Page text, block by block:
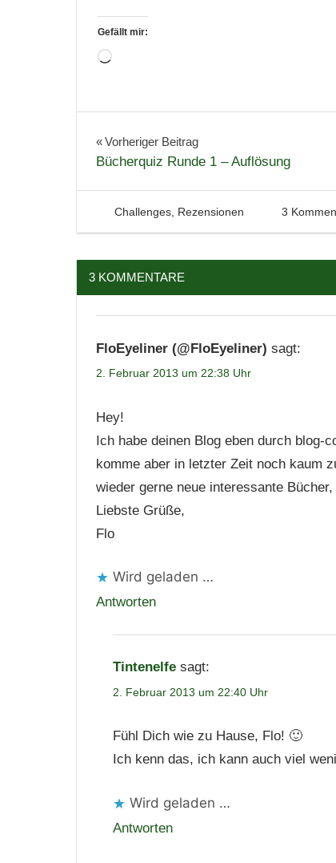
Gefällt mir:
Wird
Bücher
Fantasy
Jugendbuch
Leserunde
Literatur
Neuerscheinungen
Beitragsnavigation
Vorheriger Beitrag
Bücherquiz Runde 1 – Auflösung
2. Februar 2013
Tintenhain
Challenges, Rezensionen 3
3 KOMMENTARE
FloEyeliner (@FloEyeliner) sagt:
2. Februar 2013 um 22:38 Uhr
Hey!
Ich habe deinen Blog eben durch blog-
komme aber in letzter Zeit noch kaum
wieder gerne neue interessante
Liebste Grüße,
Flo
Wird geladen …
Antworten
Tintenelfe sagt:
2. Februar 2013 um 22:40 Uhr
Fühl Dich wie zu Hause, Flo! 🙂
Ich kenn das, ich kann auch viel
Wird geladen …
Antworten